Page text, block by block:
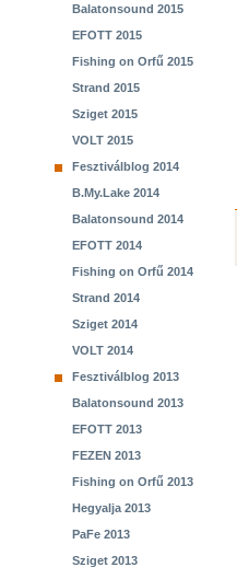
Balatonsound 2015
EFOTT 2015
Fishing on Orfű 2015
Strand 2015
Sziget 2015
VOLT 2015
Fesztiválblog 2014
B.My.Lake 2014
Balatonsound 2014
EFOTT 2014
Fishing on Orfű 2014
Strand 2014
Sziget 2014
VOLT 2014
Fesztiválblog 2013
Balatonsound 2013
EFOTT 2013
FEZEN 2013
Fishing on Orfű 2013
Hegyalja 2013
PaFe 2013
Sziget 2013